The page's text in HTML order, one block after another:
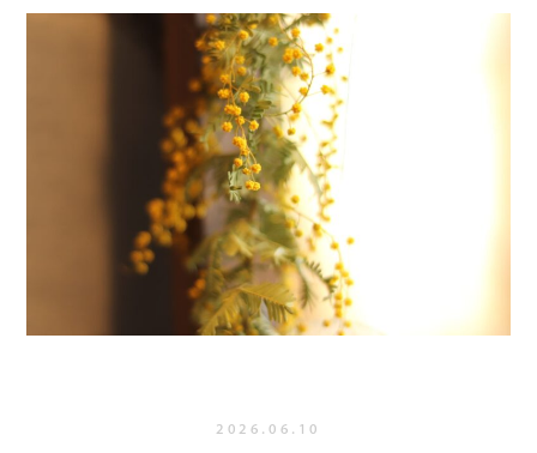
2026.06.10